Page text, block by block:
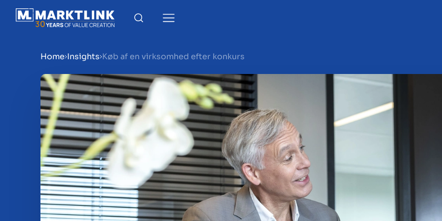
Menu
Gør virksomhed klar til salg
Salg af virksomhed
Køb af virksomhed
Home Insights Køb af en virksomhed efter konkurs